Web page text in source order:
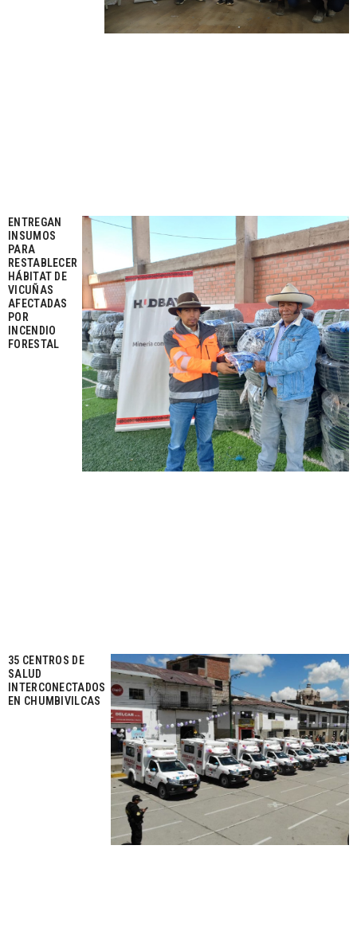
ENTREGAN
INSUMOS
PARA
RESTABLECER
HÁBITAT DE
VICUÑAS
AFECTADAS
POR
INCENDIO
FORESTAL
35 CENTROS DE
SALUD
INTERCONECTADOS
EN CHUMBIVILCAS